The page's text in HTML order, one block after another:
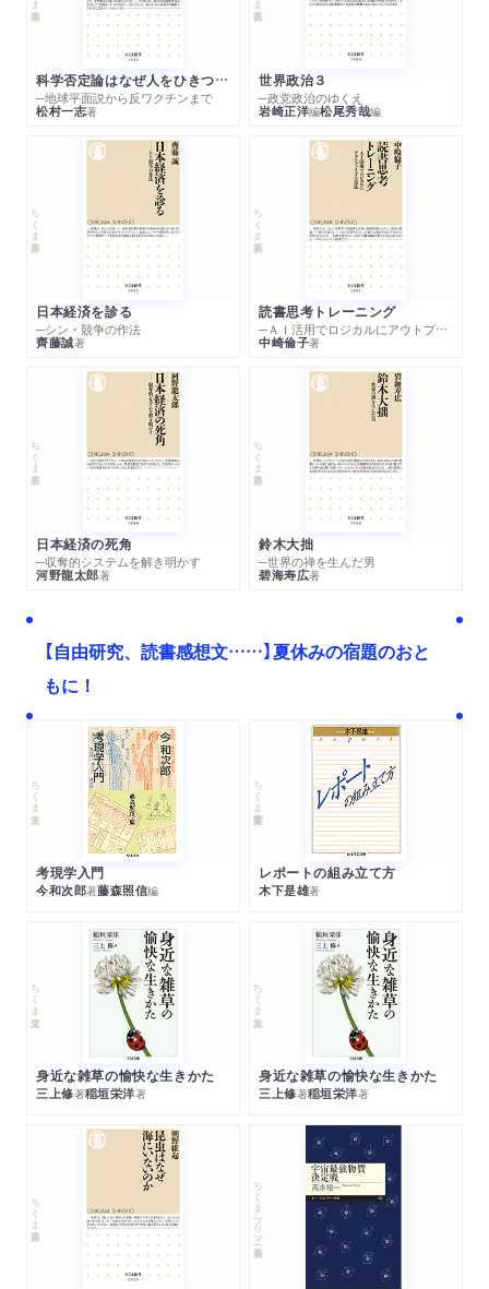
科学否定論はなぜ人をひきつけるのか
─地球平面説から反ワクチンまで
松村一志著
世界政治３
─政党政治のゆくえ
岩崎正洋編松尾秀哉編
ちくま新書
日本経済を診る
─シン・競争の作法
齊藤誠著
ちくま新書
読書思考トレーニング
─ＡＩ活用でロジカルにアウトプットする技法
中崎倫子著
ちくま新書
日本経済の死角
─収奪的システムを解き明かす
河野龍太郎著
ちくま新書
鈴木大拙
─世界の禅を生んだ男
碧海寿広著
【自由研究、読書感想文……】夏休みの宿題のおと
もに！
ちくま文庫
考現学入門
今和次郎著藤森照信編
ちくま学芸文庫
レポートの組み立て方
木下是雄著
ちくま文庫
身近な雑草の愉快な生きかた
三上修著稲垣栄洋著
ちくま文庫
身近な雑草の愉快な生きかた
三上修著稲垣栄洋著
ちくま新書 ちくまプリマー新書